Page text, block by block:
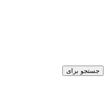
جستجو برای